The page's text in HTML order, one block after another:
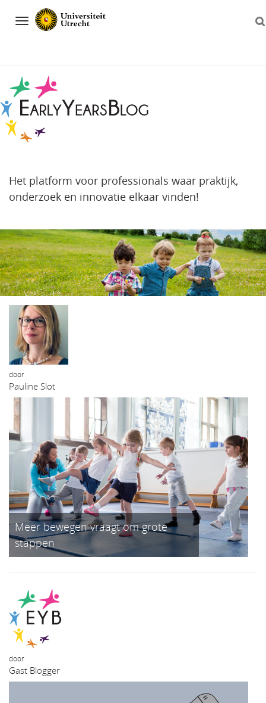
Navigation
Het platform voor professionals waar praktijk,
onderzoek en innovatie elkaar vinden!
Direct
naar
het
inhoud
door
Pauline Slot
Meer bewegen vraagt om grote
stappen
door
Gast Blogger